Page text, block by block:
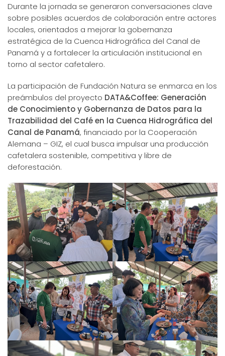
Durante la jornada se generaron conversaciones clave
sobre posibles acuerdos de colaboración entre actores
locales, orientados a mejorar la gobernanza
estratégica de la Cuenca Hidrográfica del Canal de
Panamá y a fortalecer la articulación institucional en
torno al sector cafetalero.
La participación de Fundación Natura se enmarca en los
preámbulos del proyecto DATA&Coffee: Generación
de Conocimiento y Gobernanza de Datos para la
Trazabilidad del Café en la Cuenca Hidrográfica del
Canal de Panamá, financiado por la Cooperación
Alemana – GIZ, el cual busca impulsar una producción
cafetalera sostenible, competitiva y libre de
deforestación.